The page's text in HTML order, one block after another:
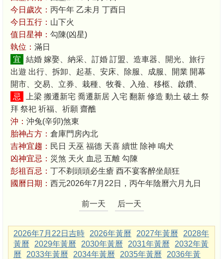
今日歲次： 丙午年 乙未月 丁酉日
今日五行： 山下火
值日星神： 勾陳(凶星)
執位： 滿日
宜
結婚 嫁娶、納采、訂婚 訂盟、造車器、開光、旅行
出遊 出行、拆卸、起基、安床、除服、成服、開業 開幕
開市、交易、立券、栽種、牧養、入殮、移柩、啟鑽、
忌
上梁 搬遷新宅 喬遷新居 入宅 翻新 修造 動土 破土 祭
拜 祭祀 祈福、祈願 齋醮
沖： 沖兔(辛卯)煞東
胎神占方： 倉庫門房內北
吉神宜趨： 民日 天巫 福德 天喜 續世 除神 鳴犬
凶神宜忌： 災煞 天火 血忌 五離 勾陳
彭祖百忌： 丁不剃頭頭必生瘡 酉不宴客醉坐顛狂
國曆日期： 西元2026年7月22日，丙午年陰曆六月九日
前一天 后一天
2026年7月22日吉時 2026年黃曆 2027年黃曆
2028年
黃曆
2029年黃曆 2030年黃曆 2031年黃曆
2032年黃
曆
2033年黃曆 2034年黃曆 2035年黃曆
2036年黃